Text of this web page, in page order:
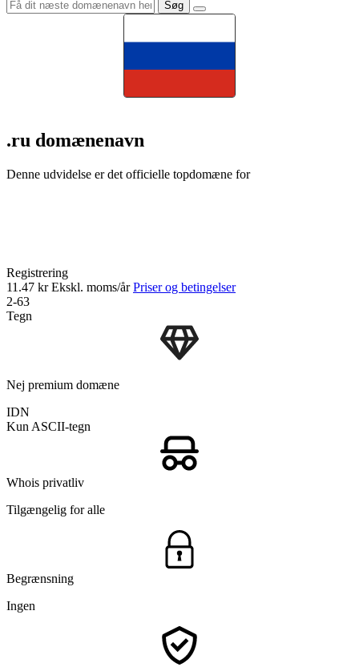
.ru domænenavn
Denne udvidelse er det officielle topdomæne for
Registrering
11.47 krEkskl. moms/årPriser og betingelser
2-63
Tegn
Nej premium domæne
IDN
Kun ASCII-tegn
Whois privatliv
Tilgængelig for alle
Begrænsning
Ingen